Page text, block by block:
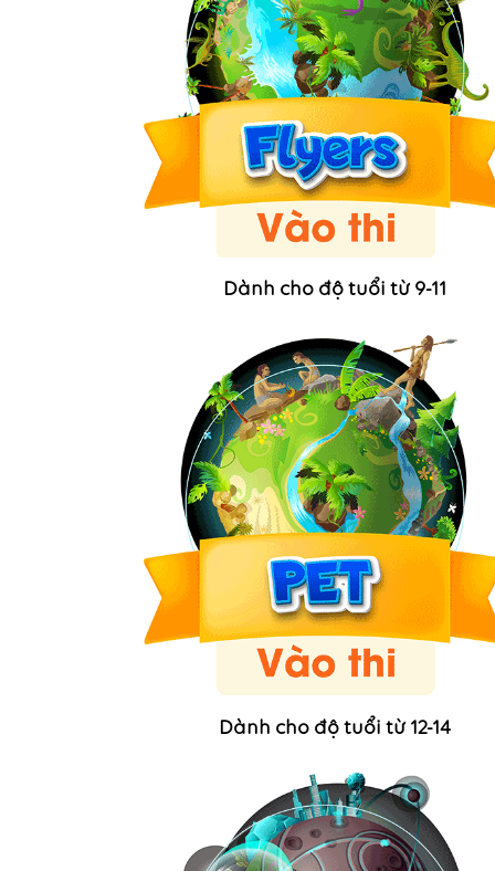
Dành cho độ tuổi từ 9-11
Dành cho độ tuổi từ 12-14